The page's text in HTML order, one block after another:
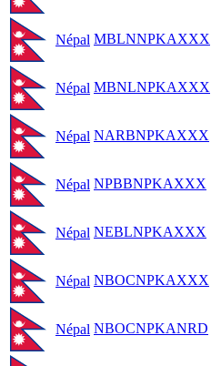
Népal MBLNNPKAXXX
Népal MBNLNPKAXXX
Népal NARBNPKAXXX
Népal NPBBNPKAXXX
Népal NEBLNPKAXXX
Népal NBOCNPKAXXX
Népal NBOCNPKANRD